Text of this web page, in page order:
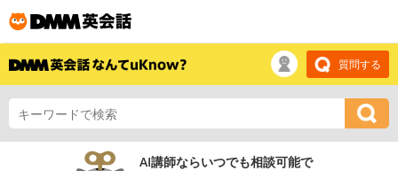
質問する
AI講師ならいつでも相談可能で